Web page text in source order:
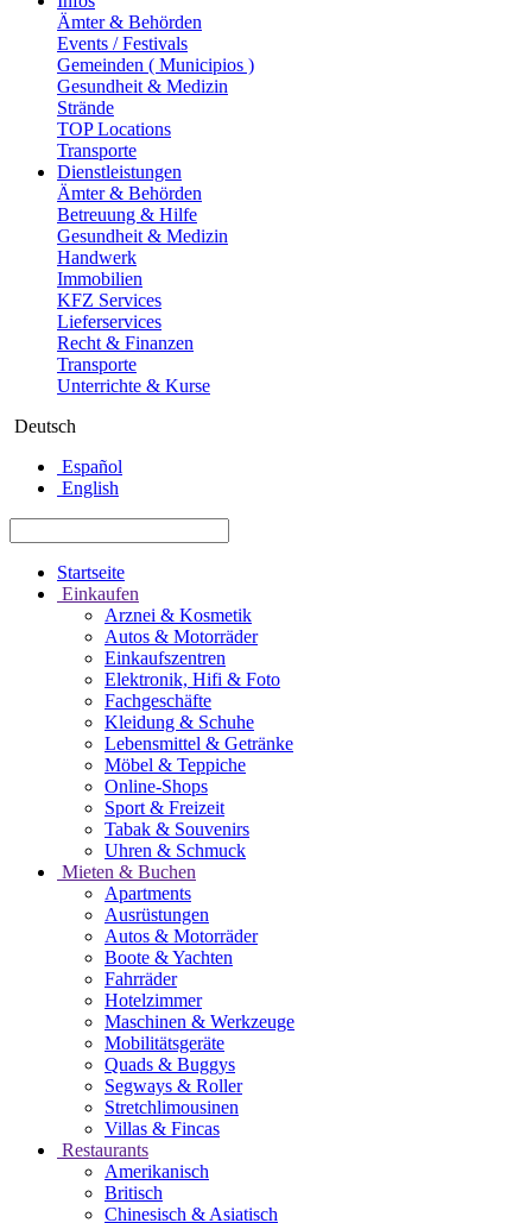
Ämter & Behörden
Events / Festivals
Gemeinden ( Municipios )
Gesundheit & Medizin
Strände
TOP Locations
Transporte
Dienstleistungen
Ämter & Behörden
Betreuung & Hilfe
Gesundheit & Medizin
Handwerk
Immobilien
KFZ Services
Lieferservices
Recht & Finanzen
Transporte
Unterrichte & Kurse
Deutsch
Español
English
Startseite
Einkaufen
Arznei & Kosmetik
Autos & Motorräder
Einkaufszentren
Elektronik, Hifi & Foto
Fachgeschäfte
Kleidung & Schuhe
Lebensmittel & Getränke
Möbel & Teppiche
Online-Shops
Sport & Freizeit
Tabak & Souvenirs
Uhren & Schmuck
Mieten & Buchen
Apartments
Ausrüstungen
Autos & Motorräder
Boote & Yachten
Fahrräder
Hotelzimmer
Maschinen & Werkzeuge
Mobilitätsgeräte
Quads & Buggys
Segways & Roller
Stretchlimousinen
Villas & Fincas
Restaurants
Amerikanisch
Britisch
Chinesisch & Asiatisch